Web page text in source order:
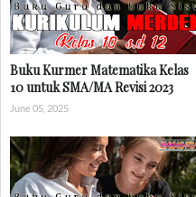
Buku Kurmer Matematika Kelas
10 untuk SMA/MA Revisi 2023
June 05, 2025